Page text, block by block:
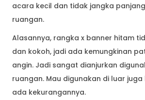
acara kecil dan tidak jangka
ruangan.
Alasannya, rangka x banner hitam
dan kokoh, jadi ada kemungkinan
angin. Jadi sangat dianjurkan
ruangan. Mau digunakan di luar juga
ada kekurangannya.